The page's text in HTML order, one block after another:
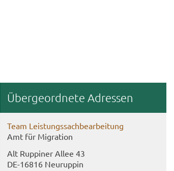
Über­ge­ord­ne­te Adres­sen
Team Leis­tungs­sach­be­ar­bei­tung
Amt für Mi­gra­ti­on
Alt Rup­pi­ner Allee 43
DE-​16816 Neu­rup­pin